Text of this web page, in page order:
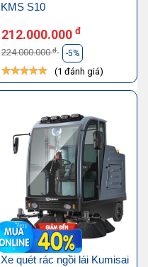
KMS S10
212.000.000 đ
224.000.000đ -5%
(1 đánh giá)
Xe quét rác ngồi lái Kumisai